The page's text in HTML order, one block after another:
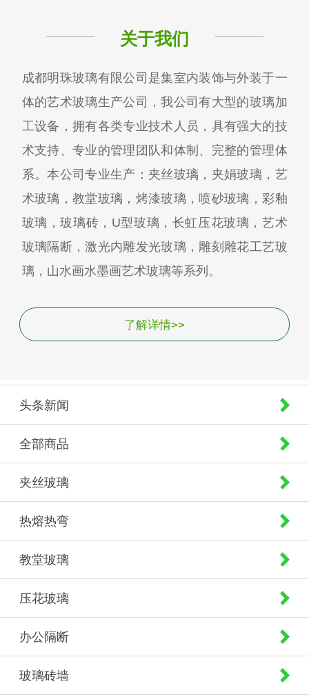
关于我们
成都明珠玻璃有限公司是集室内装饰与外装于一
体的艺术玻璃生产公司，我公司有大型的玻璃加
工设备，拥有各类专业技术人员，具有强大的技
术支持、专业的管理团队和体制、完整的管理体
系。本公司专业生产：夹丝玻璃，夹娟玻璃，艺
术玻璃，教堂玻璃，烤漆玻璃，喷砂玻璃，彩釉
玻璃，玻璃砖，U型玻璃，长虹压花玻璃，艺术
玻璃隔断，激光内雕发光玻璃，雕刻雕花工艺玻
璃，山水画水墨画艺术玻璃等系列。
了解详情>>
头条新闻
全部商品
夹丝玻璃
热熔热弯
教堂玻璃
压花玻璃
办公隔断
玻璃砖墙